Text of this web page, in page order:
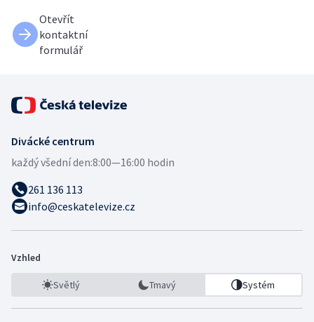
Otevřít
kontaktní
formulář
Divácké centrum
každý všední den:8:00—16:00 hodin
261 136 113
info@ceskatelevize.cz
Vzhled
Světlý Tmavý Systém